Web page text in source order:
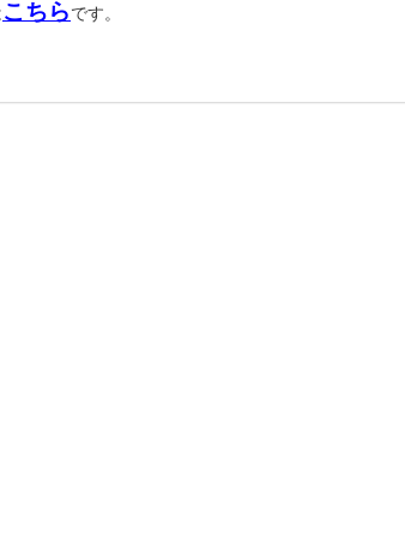
こちらです。